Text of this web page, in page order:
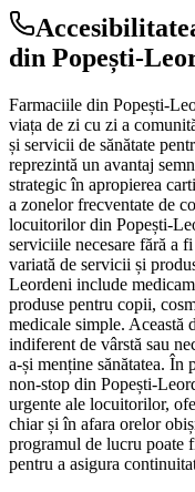
din Popești-
Farmaciile din Popești-
viața de zi cu zi a
și servicii de sănătate
reprezintă un avantaj
strategic în apropierea
a zonelor frecventate de
locuitorilor din Popești-
serviciile necesare fără a
variată de servicii și
Leordeni include
produse pentru copii,
medicale simple. Această
indiferent de vârstă sau
a-și menține sănătatea. În
non-stop din Popești-
urgente ale locuitorilor,
chiar și în afara orelor
programul de lucru poate
pentru a asigura